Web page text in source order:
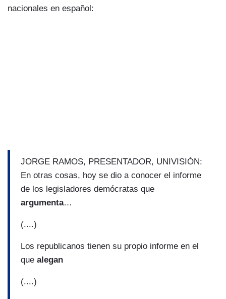
nacionales en español:
JORGE RAMOS, PRESENTADOR, UNIVISIÓN:
En otras cosas, hoy se dio a conocer el informe
de los legisladores demócratas que
argumenta…
(....)
Los republicanos tienen su propio informe en el
que alegan
(....)